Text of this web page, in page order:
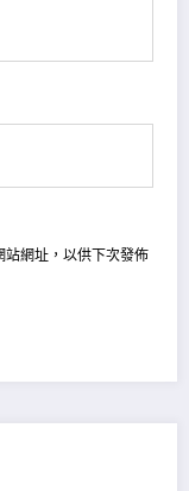
網址，以供下次發佈